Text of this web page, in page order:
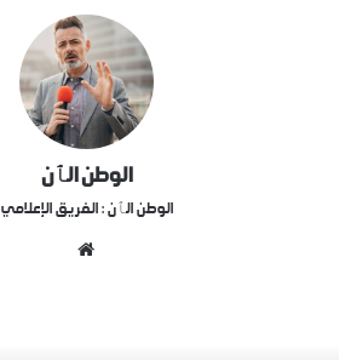
الوطن الٱن
الوطن الٱن : الفريق الإعلامي